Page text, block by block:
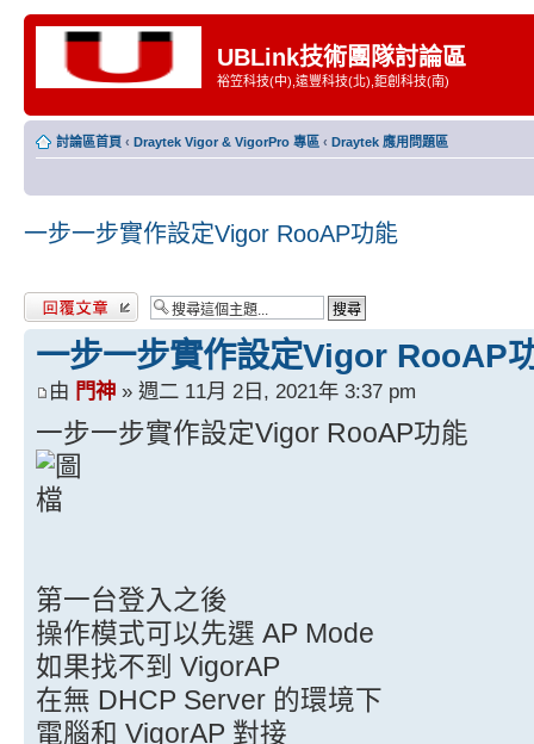
UBLink技術團隊討論區
裕笠科技(中),遠豐科技(北),鉅創科技(南)
討論區首頁 ‹ Draytek Vigor & VigorPro 專區 ‹ Draytek 應用問題區
一步一步實作設定Vigor RooAP功能
發表回覆
一步一步實作設定Vigor RooAP
由 門神 » 週二 11月 2日, 2021年 3:37 pm
一步一步實作設定Vigor RooAP功能
第一台登入之後
操作模式可以先選 AP Mode
如果找不到 VigorAP
在無 DHCP Server 的環境下
電腦和 VigorAP 對接